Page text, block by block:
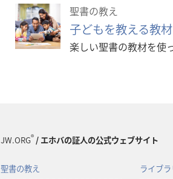
聖書の教え
子どもを教える教
楽しい聖書の教材を使
JW.ORG®/ エホバの証人の公式ウェブサイト
聖書の教え ライブ